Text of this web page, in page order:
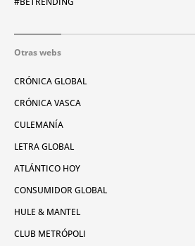
Otras webs
CRÓNICA GLOBAL
CRÓNICA VASCA
CULEMANÍA
LETRA GLOBAL
ATLÁNTICO HOY
CONSUMIDOR GLOBAL
HULE & MANTEL
CLUB METRÓPOLI